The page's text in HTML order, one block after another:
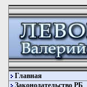
Главная
Законодательство РБ